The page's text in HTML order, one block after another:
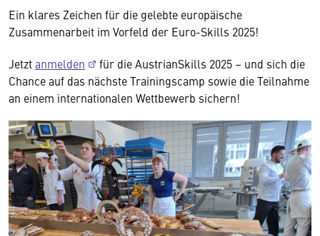
Ein klares Zeichen für die gelebte europäische
Zusammenarbeit im Vorfeld der Euro-Skills 2025!
Jetztanmelden
für die AustrianSkills 2025 – und sich die
Chance auf das nächste Trainingscamp sowie die Teilnahme
an einem internationalen Wettbewerb sichern!